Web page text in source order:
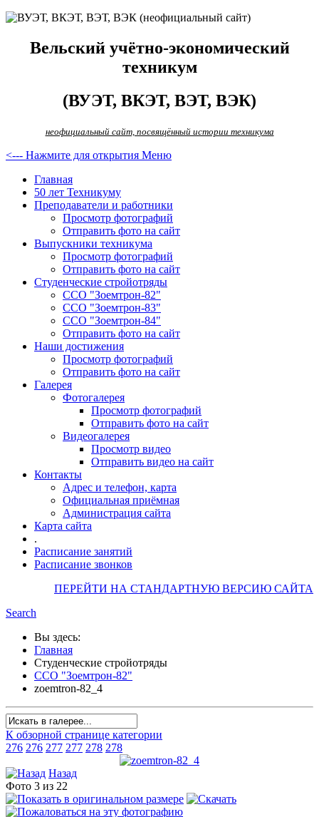
Вельский учётно-экономический
техникум
(ВУЭТ, ВКЭТ, ВЭТ, ВЭК)
неофициальный сайт, посвящённый истории техникума
<--- Нажмите для открытия Меню
Главная
50 лет Техникуму
Преподаватели и работники
Просмотр фотографий
Отправить фото на сайт
Выпускники техникума
Просмотр фотографий
Отправить фото на сайт
Студенческие стройотряды
ССО "Зоемтрон-82"
ССО "Зоемтрон-83"
ССО "Зоемтрон-84"
Отправить фото на сайт
Наши достижения
Просмотр фотографий
Отправить фото на сайт
Галерея
Фотогалерея
Просмотр фотографий
Отправить фото на сайт
Видеогалерея
Просмотр видео
Отправить видео на сайт
Контакты
Адрес и телефон, карта
Официальная приёмная
Администрация сайта
Карта сайта
.
Расписание занятий
Расписание звонков
ПЕРЕЙТИ НА СТАНДАРТНУЮ ВЕРСИЮ САЙТА
Search
Вы здесь:
Главная
Студенческие стройотряды
ССО "Зоемтрон-82"
zoemtron-82_4
К обзорной странице категории
276 276 277 277 278 278
Назад
Фото 3 из 22